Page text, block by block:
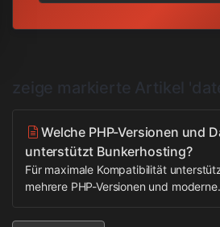
zeige markierte Artikel
Welche PHP-Versionen und
unterstützt Bunkerhosting?
Für maximale Kompatibilität
mehrere PHP-Versionen und